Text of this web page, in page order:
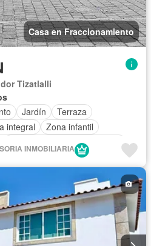
Casa en Fraccionamiento
Tizatlalli
Jardín
Terraza
integral
Zona infantil
Circuito cerrado de televisión
Gas natural
INMOBILIARIA